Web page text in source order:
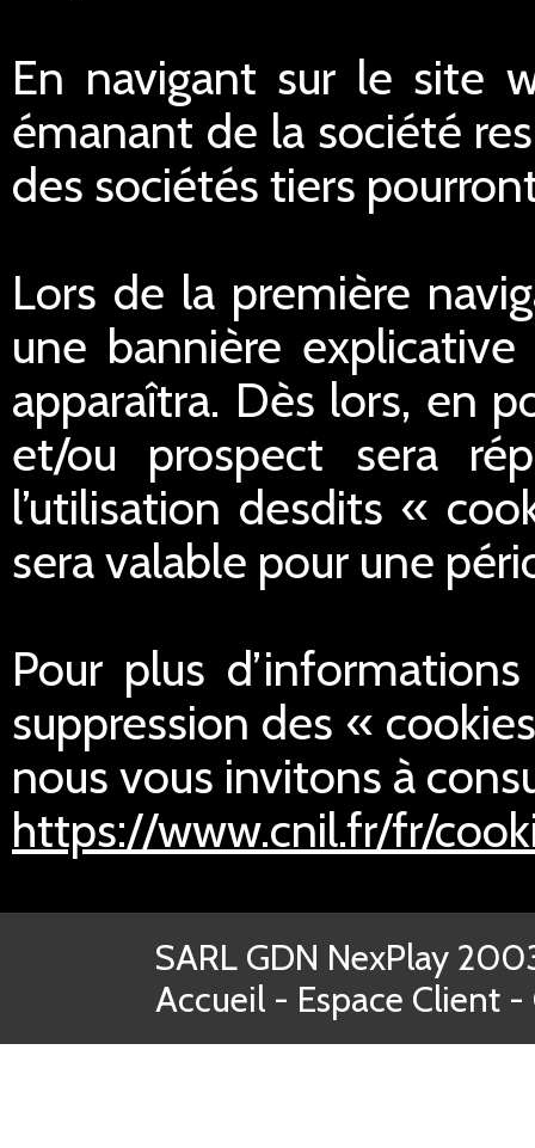
En navigant sur le site
émanant de la société
des sociétés tiers
Lors de la première
une bannière
apparaîtra. Dès lors, en
et/ou prospect sera
l’utilisation desdits «
sera valable pour une
Pour plus
suppression des «
nous vous invitons à
https://www.cnil.fr/fr/
SARL GDN NexPlay
Accueil - Espace Client -